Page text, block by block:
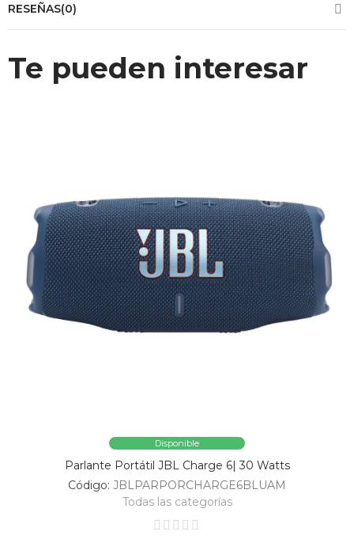
RESEÑAS(0)
Te pueden interesar
Disponible
Parlante Portátil JBL Charge 6| 30 Watts
Código: JBLPARPORCHARGE6BLUAM
Todas las categorías